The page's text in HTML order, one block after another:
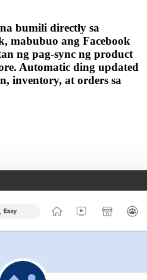
bumili directly sa
mabubuo ang Facebook
ng pag-sync ng product
Automatic ding updated
inventory, at orders sa